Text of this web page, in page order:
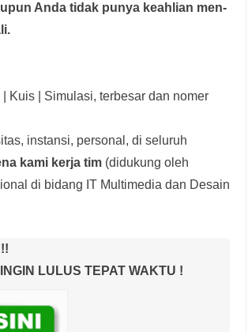
Anda tidak punya keahlian men-
Kuis | Simulasi, terbesar dan nomer
instansi, personal, di seluruh
kami kerja tim (didukung oleh
di bidang IT Multimedia dan Desain
LULUS TEPAT WAKTU !